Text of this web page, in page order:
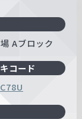
Aブロック
コード